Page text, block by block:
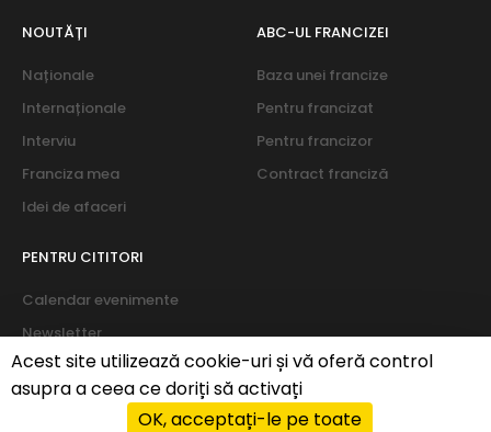
NOUTĂȚI
Naționale
Internaționale
Interviu
Franciza mea
Idei de afaceri
ABC-UL FRANCIZEI
Baza unei francize
Pentru francizat
Pentru francizor
Contract franciză
PENTRU CITITORI
Calendar evenimente
Newsletter
Despre noi
Acest site utilizează cookie-uri și vă oferă control
asupra a ceea ce doriți să activați
OK, acceptați-le pe toate